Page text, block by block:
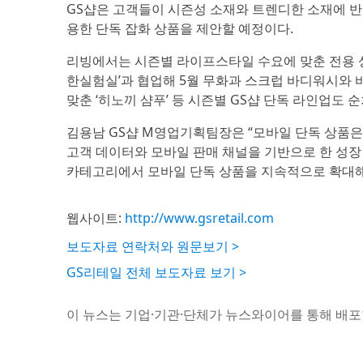
GS샵은 고객들이 시즌성 소재와 트렌디한 소재에
용한 단독 잡화 상품을 제안할 예정이다.
리빙에서는 시즌별 라이프스타일 수요에 맞춘 전용
한실험실’과 협업해 5월 무화과 스크럽 바디워시와
맞춘 ‘히노끼 샴푸’ 등 시즌별 GS샵 단독 라인업도
김용남 GS샵 M영업기획팀장은 “모바일 단독 상품
고객 데이터와 모바일 판매 채널을 기반으로 한 성
카테고리에서 모바일 단독 상품을 지속적으로 확
웹사이트: http://www.gsretail.com
보도자료 연락처와 원문보기 >
GS리테일 전체 보도자료 보기 >
이 뉴스는 기업·기관·단체가 뉴스와이어를 통해 배